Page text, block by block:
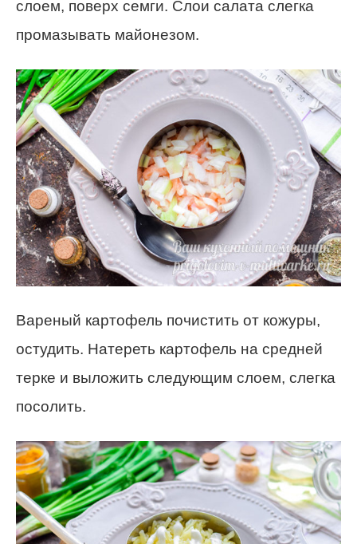
слоем, поверх семги. Слои салата слегка
промазывать майонезом.
Вареный картофель почистить от кожуры,
остудить. Натереть картофель на средней
терке и выложить следующим слоем, слегка
посолить.